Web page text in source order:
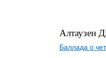
Алтаузен
Баллада о